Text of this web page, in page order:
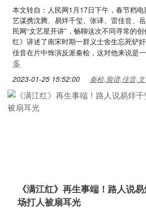
本文转自：人民网1月17日下午，春节档
艺谋携沈腾、易烊千玺、张译、雷佳音、
民网“文艺星开讲”，畅聊这次不同寻常的
红》讲述了南宋时期一群义士舍生忘死铲
佳音在片中饰演反派秦桧，这对他来说是
多
2023-01-25 15:52:00 秦桧,脸谱,佳音,
《满江红》再生事端！路人说
场打人被扇耳光